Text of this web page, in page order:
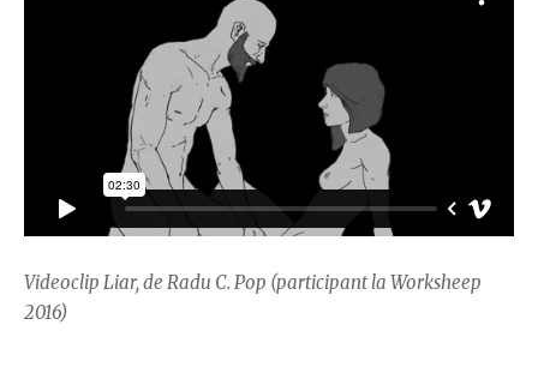
Videoclip Liar, de Radu C. Pop (participant la Worksheep
2016)